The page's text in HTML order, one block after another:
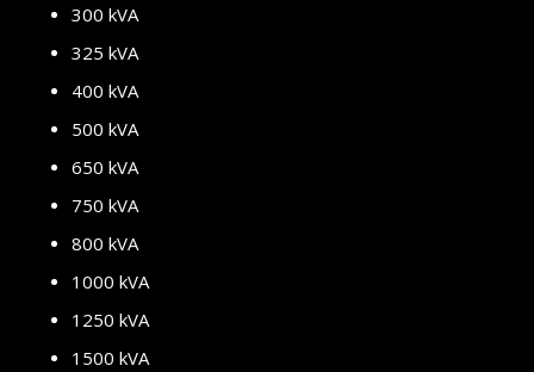
300 kVA
325 kVA
400 kVA
500 kVA
650 kVA
750 kVA
800 kVA
1000 kVA
1250 kVA
1500 kVA